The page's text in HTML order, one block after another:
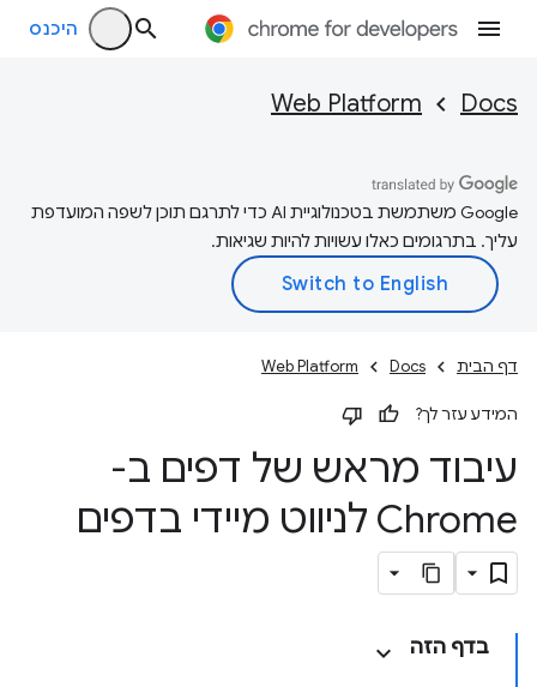
היכנס
Docs
Web Platform
‫Google משתמשת בטכנולוגיית AI כדי לתרגם תוכן לשפה המועדפת
עליך. בתרגומים כאלו עשויות להיות שגיאות.
דף הבית Docs
Web Platform
המידע עזר לך?
עיבוד מראש של דפים ב-
Chrome לניווט מיידי בדפים
בדף הזה